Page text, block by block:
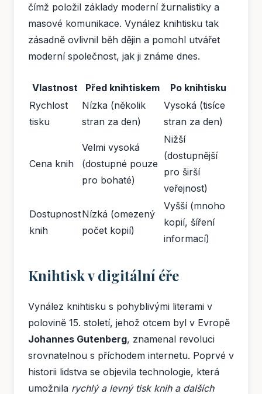
čímž položil základy moderní žurnalistiky a
masové komunikace. Vynález knihtisku tak
zásadně ovlivnil běh dějin a pomohl utvářet
moderní společnost, jak ji známe dnes.
Vlastnost Před knihtiskem
Po knihtisku
Rychlost
tisku
Nízka (několik
stran za den)
Vysoká (tisíce
stran za den)
Cena knih
Velmi vysoká
(dostupné pouze
pro bohaté)
Nižší
(dostupnější
pro širší
veřejnost)
Dostupnost
knih
Nízká (omezený
počet kopií)
Vyšší (mnoho
kopií, šíření
informací)
Knihtisk v digitální éře
Vynález knihtisku s pohyblivými literami v
polovině 15. století, jehož otcem byl v Evropě
Johannes Gutenberg, znamenal revoluci
srovnatelnou s příchodem internetu. Poprvé v
historii lidstva se objevila technologie, která
umožnila rychlý a levný tisk knih a dalších